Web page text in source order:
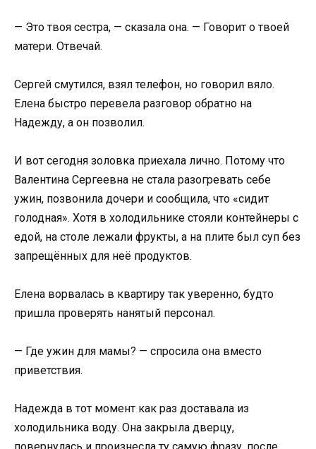
— Это твоя сестра, — сказала она. — Говорит о твоей
матери. Отвечай.
Сергей смутился, взял телефон, но говорил вяло.
Елена быстро перевела разговор обратно на
Надежду, а он позволил.
И вот сегодня золовка приехала лично. Потому что
Валентина Сергеевна не стала разогревать себе
ужин, позвонила дочери и сообщила, что «сидит
голодная». Хотя в холодильнике стояли контейнеры с
едой, на столе лежали фрукты, а на плите был суп без
запрещённых для неё продуктов.
Елена ворвалась в квартиру так уверенно, будто
пришла проверять нанятый персонал.
— Где ужин для мамы? — спросила она вместо
приветствия.
Надежда в тот момент как раз доставала из
холодильника воду. Она закрыла дверцу,